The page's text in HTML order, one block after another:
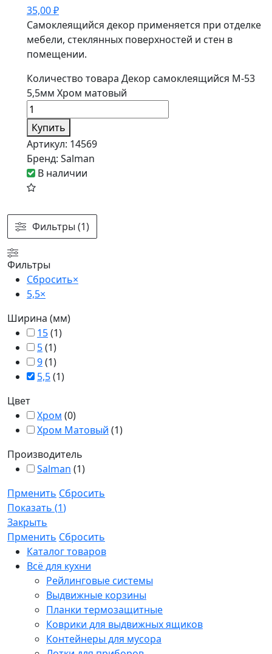
Фильтры (1)
Фильтры
Сбросить×
5,5×
Ширина (мм)
15(1)
5(1)
9(1)
5,5(1)
Цвет
Хром (0)
Хром Матовый (1)
Производитель
Salman (1)
Прменить Сбросить
Показать (1)
Закрыть
Прменить Сбросить
Каталог товаров
Всё для кухни
Рейлинговые системы
Выдвижные корзины
Планки термозащитные
Коврики для выдвижных ящиков
Контейнеры для мусора
35,00₽
Самоклеящийся декор применяется при отделке
мебели, стеклянных поверхностей и стен в
помещении.
Количество товара Декор самоклеящийся M-53
5,5мм Хром матовый
Купить
Артикул: 14569
Бренд: Salman
В наличии